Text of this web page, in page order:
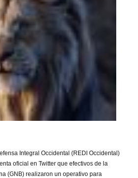
Integral Occidental (REDI Occidental)
oficial en Twitter que efectivos de la
(GNB) realizaron un operativo para